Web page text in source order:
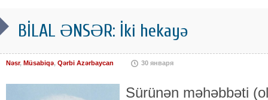
BİLAL ƏNSƏR: İki hekayə
Nəsr, Müsabiqə, Qərbi Azərbaycan 30 января
Sürünən məhəbbəti